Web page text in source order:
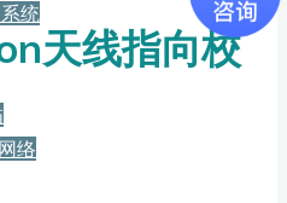
统
络
天线指向校